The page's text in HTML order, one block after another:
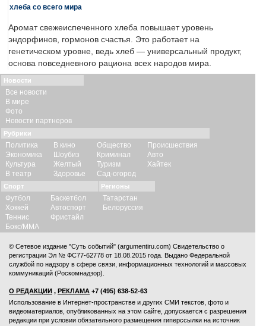
хлеба со всего мира
Аромат свежеиспеченного хлеба повышает уровень
эндорфинов, гормонов счастья. Это работает на
генетическом уровне, ведь хлеб — универсальный продукт,
основа повседневного рациона всех народов мира.
Новости
Все новости
В мире
Фото
Новости партнеров
Рубрики
Политика
Экономика
Культура
В театр
В кино
Шоубиз
Желтый
Здоровье
Общество
Криминал
Туризм
Сад-огород
Происшествия
Авто
Хайтек
Спорт
Футбол
Хоккей
Теннис
Бокс/ММА
Баскетбол
Автоспорт
Фристайл
Регионы
Татарстан
Белоруссия
© Сетевое издание "Суть событий" (argumentiru.com) Свидетельство о
регистрации Эл № ФС77-62778 от 18.08.2015 года. Выдано Федеральной
службой по надзору в сфере связи, информационных технологий и массовых
коммуникаций (Роскомнадзор).
О РЕДАКЦИИ , РЕКЛАМА +7 (495) 638-52-63
Использование в Интернет-пространстве и других СМИ текстов, фото и
видеоматериалов, опубликованных на этом сайте, допускается с разрешения
редакции при условии обязательного размещения гиперссылки на источник